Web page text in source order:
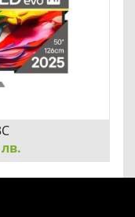
T2/C/S2, Alpha